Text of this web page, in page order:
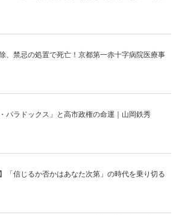
、禁忌の処置で死亡！京都第一赤十字病院医療事
・パラドックス」と高市政権の命運｜山岡鉄秀
】「信じるか否かはあなた次第」の時代を乗り切る